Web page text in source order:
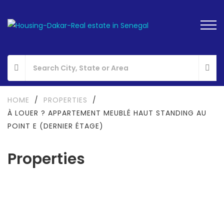
Properties
HOME / PROPERTIES
/
À LOUER ? APPARTEMENT MEUBLÉ HAUT STANDING AU
POINT E (DERNIER ÉTAGE)